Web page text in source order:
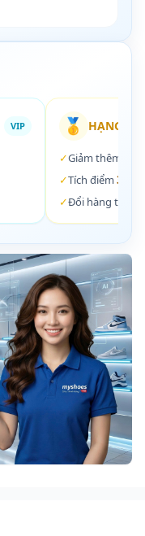
VIP 🥇 HẠNG
✓Giảm thêm
✓Tích điểm 3%
✓Đổi hàng trong